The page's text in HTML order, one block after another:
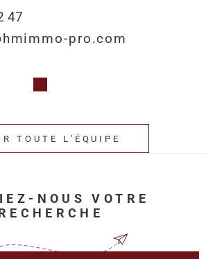
47
pro.com
TOUTE L'ÉQUIPE
NOUS VOTRE